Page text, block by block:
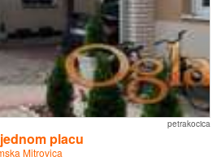
petrakocica
placu
Mitrovica